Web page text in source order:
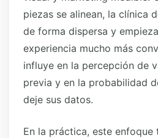
piezas se alinean, la clínica
de forma dispersa y
experiencia mucho más
influye en la percepción de
previa y en la probabilidad
deje sus datos.
En la práctica, este enfoque